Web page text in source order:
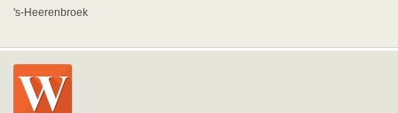
's-Heerenbroek